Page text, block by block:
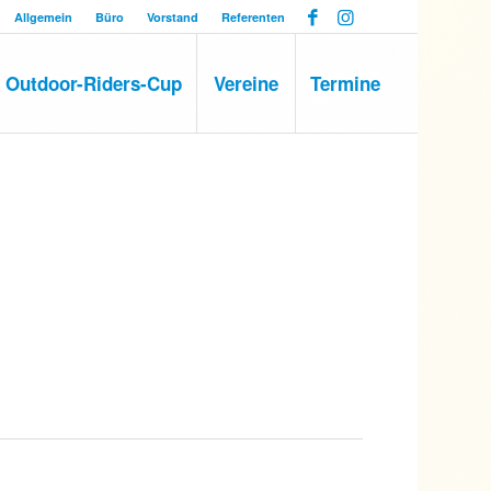
Allgemein Büro Vorstand Referenten
Outdoor-Riders-Cup Vereine Termine